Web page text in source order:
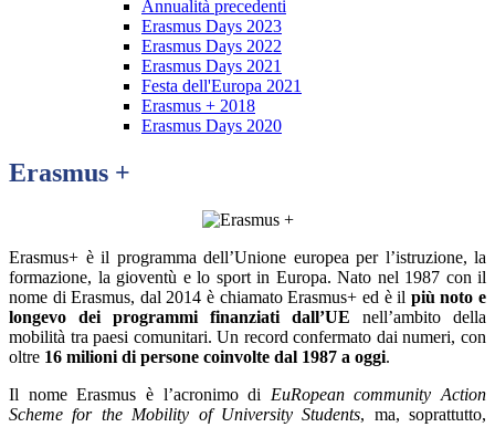
Annualità precedenti
Erasmus Days 2023
Erasmus Days 2022
Erasmus Days 2021
Festa dell'Europa 2021
Erasmus + 2018
Erasmus Days 2020
Erasmus +
Erasmus+ è il programma dell’Unione europea per l’istruzione, la
formazione, la gioventù e lo sport in Europa. Nato nel 1987 con il
nome di Erasmus, dal 2014 è chiamato Erasmus+ ed è il più noto e
longevo dei programmi finanziati dall’UE nell’ambito della
mobilità tra paesi comunitari. Un record confermato dai numeri, con
oltre 16 milioni di persone coinvolte dal 1987 a oggi.
Il nome Erasmus è l’acronimo di EuRopean community Action
Scheme for the Mobility of University Students, ma, soprattutto,